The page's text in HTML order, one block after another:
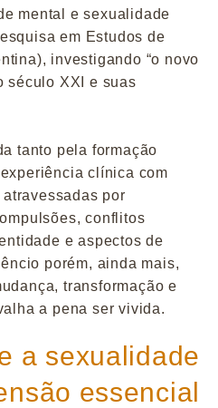
mental e sexualidade
em Estudos de
investigando “o novo
século XXI e suas
tanto pela formação
clínica com
por
conflitos
e aspectos de
porém, ainda mais,
transformação e
a pena ser vivida.
a sexualidade
essencial